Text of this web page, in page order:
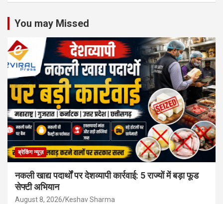
You may Missed
ब्रेकिंग न्यूज़
नकली खाद्य पदार्थों पर देशव्यापी कार्रवाई: 5 राज्यों में बड़ा फूड
सेफ्टी अभियान
August 8, 2026 Keshav Sharma